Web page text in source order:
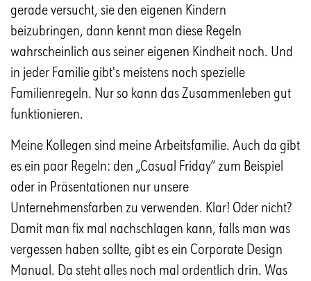
gerade versucht, sie den eigenen Kindern
beizubringen, dann kennt man diese Regeln
wahrscheinlich aus seiner eigenen Kindheit noch. Und
in jeder Familie gibt's meistens noch spezielle
Familienregeln. Nur so kann das Zusammenleben gut
funktionieren.
Meine Kollegen sind meine Arbeitsfamilie. Auch da gibt
es ein paar Regeln: den „Casual Friday“ zum Beispiel
oder in Präsentationen nur unsere
Unternehmensfarben zu verwenden. Klar! Oder nicht?
Damit man fix mal nachschlagen kann, falls man was
vergessen haben sollte, gibt es ein Corporate Design
Manual. Da steht alles noch mal ordentlich drin. Was